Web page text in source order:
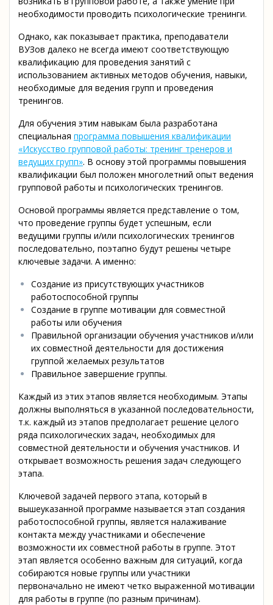
необходимости проводить психологические тренинги.
Однако, как показывает практика, преподаватели
ВУЗов далеко не всегда имеют соответствующую
квалификацию для проведения занятий с
использованием активных методов обучения, навыки,
необходимые для ведения групп и проведения
тренингов.
Для обучения этим навыкам была разработана
специальная программа повышения квалификации
«Искусство групповой работы: тренинг тренеров и
ведущих групп». В основу этой программы повышения
квалификации был положен многолетний опыт ведения
групповой работы и психологических тренингов.
Основой программы является представление о том,
что проведение группы будет успешным, если
ведущими группы и/или психологических тренингов
последовательно, поэтапно будут решены четыре
ключевые задачи. А именно:
Создание из присутствующих участников
работоспособной группы
Создание в группе мотивации для совместной
работы или обучения
Правильной организации обучения участников и/или
их совместной деятельности для достижения
группой желаемых результатов
Правильное завершение группы.
Каждый из этих этапов является необходимым. Этапы
должны выполняться в указанной последовательности,
т.к. каждый из этапов предполагает решение целого
ряда психологических задач, необходимых для
совместной деятельности и обучения участников. И
открывает возможность решения задач следующего
этапа.
Ключевой задачей первого этапа, который в
вышеуказанной программе называется этап создания
работоспособной группы, является налаживание
контакта между участниками и обеспечение
возможности их совместной работы в группе. Этот
этап является особенно важным для ситуаций, когда
собираются новые группы или участники
первоначально не имеют четко выраженной мотивации
для работы в группе (по разным причинам).